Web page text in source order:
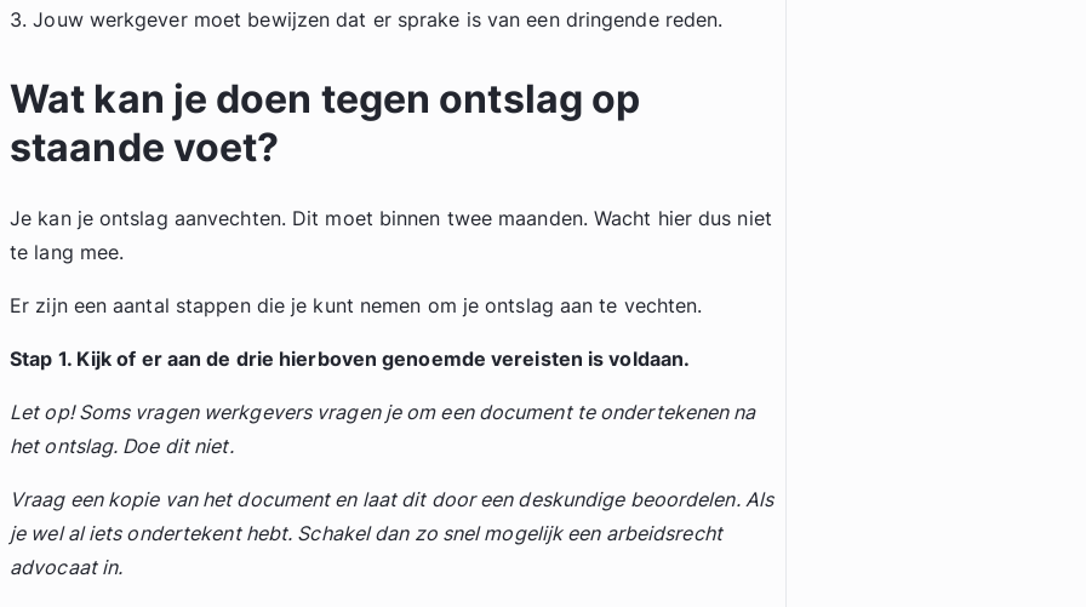
3. Jouw werkgever moet bewijzen dat er sprake is van een dringende reden.
Wat kan je doen tegen ontslag op
staande voet?
Je kan je ontslag aanvechten. Dit moet binnen twee maanden. Wacht hier dus niet
te lang mee.
Er zijn een aantal stappen die je kunt nemen om je ontslag aan te vechten.
Stap 1. Kijk of er aan de drie hierboven genoemde vereisten is voldaan.
Let op! Soms vragen werkgevers vragen je om een document te ondertekenen na
het ontslag. Doe dit niet.
Vraag een kopie van het document en laat dit door een deskundige beoordelen. Als
je wel al iets ondertekent hebt. Schakel dan zo snel mogelijk een arbeidsrecht
advocaat in.